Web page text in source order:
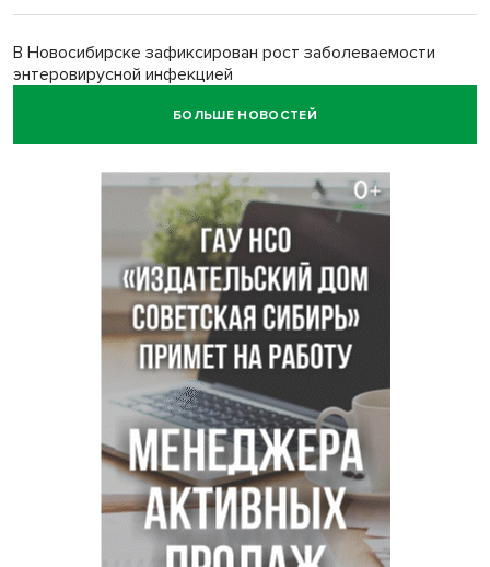
В Новосибирске зафиксирован рост заболеваемости
энтеровирусной инфекцией
БОЛЬШЕ НОВОСТЕЙ